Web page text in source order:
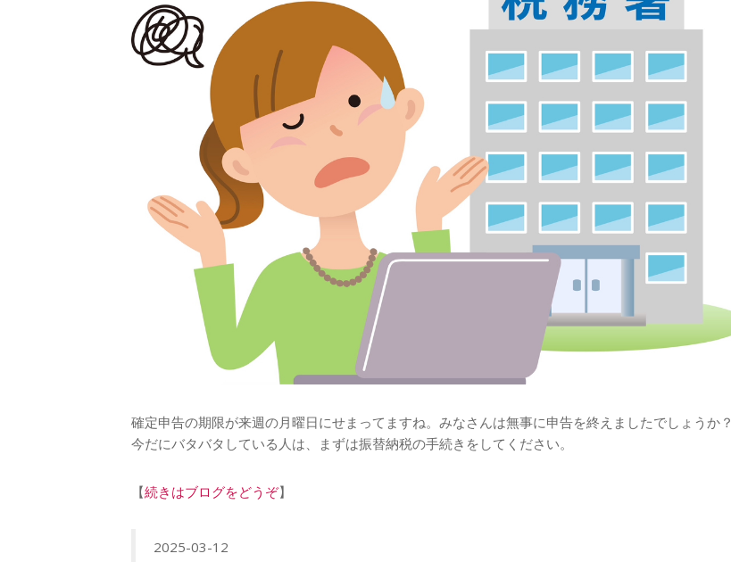
確定申告の期限が来週の月曜日にせまってますね。みなさんは無事に申告を終えましたでしょうか？
今だにバタバタしている人は、まずは振替納税の手続きをしてください。
【続きはブログをどうぞ】
2025-03-12